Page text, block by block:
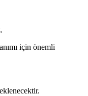
için önemli